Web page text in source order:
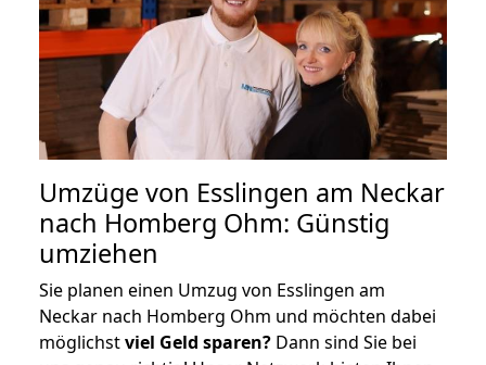
Umzüge von Esslingen am Neckar
nach Homberg Ohm: Günstig
umziehen
Sie planen einen Umzug von Esslingen am
Neckar nach Homberg Ohm und möchten dabei
möglichstviel Geld sparen? Dann sind Sie bei